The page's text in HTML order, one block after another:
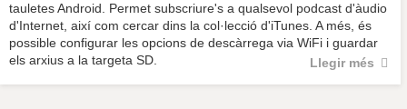
tauletes Android. Permet subscriure's a qualsevol podcast d'àudio
d'Internet, així com cercar dins la col·lecció d'iTunes. A més, és
possible configurar les opcions de descàrrega via WiFi i guardar
els arxius a la targeta SD.
Llegir més